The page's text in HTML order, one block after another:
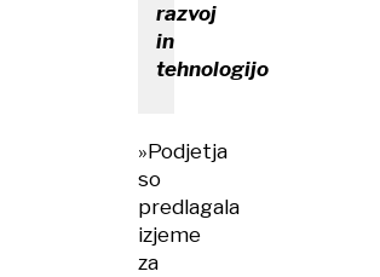
razvoj
in
tehnologijo
»Podjetja
so
predlagala
izjeme
za